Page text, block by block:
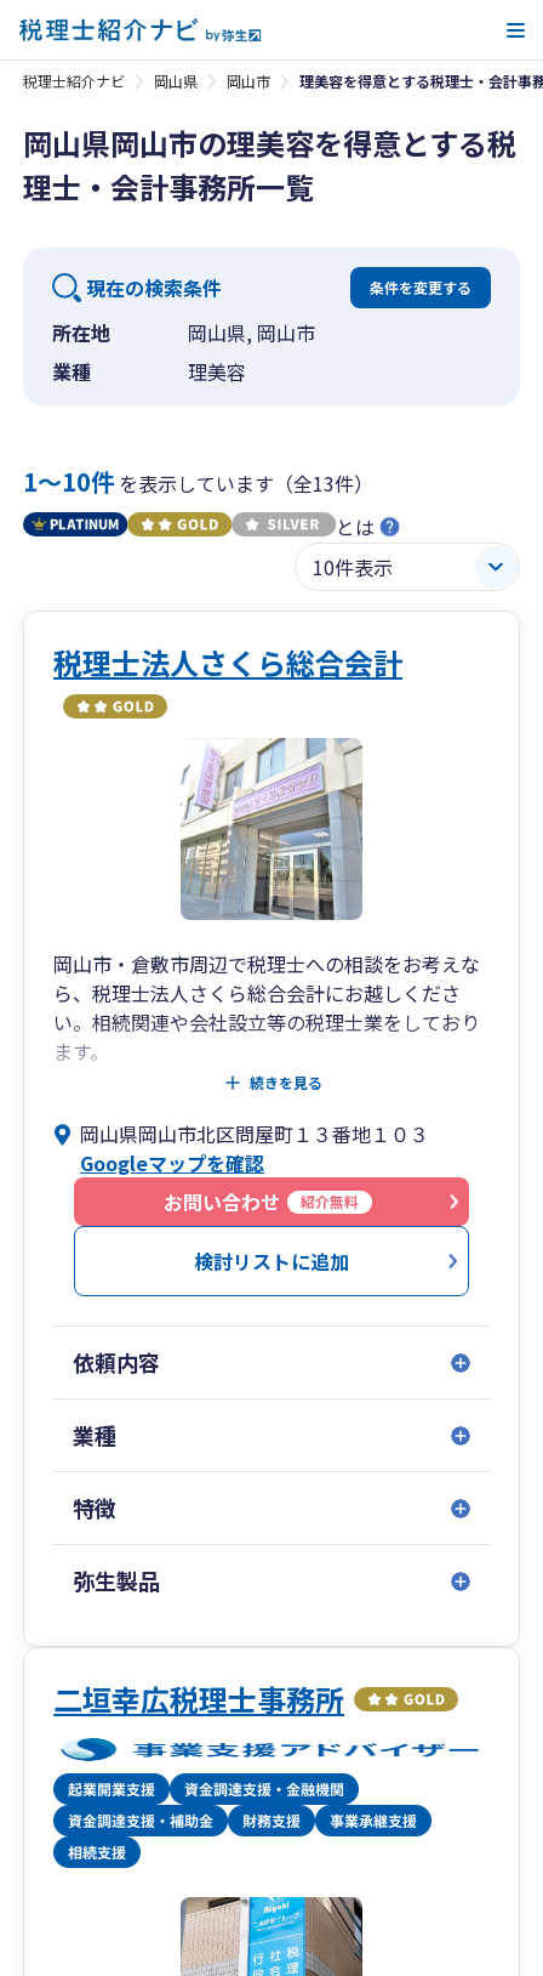
税理士紹介ナビ 岡山県 岡山市 理美容を得意とする税理士・会計事
岡山県岡山市の理美容を得意とする税
理士・会計事務所一覧
現在の検索条件 条件を変更する
所在地
岡山県, 岡山市
業種
理美容
1〜10件を表示しています（全13件）
とは
税理士法人さくら総合会計
岡山市・倉敷市周辺で税理士への相談をお考えな
ら、税理士法人さくら総合会計にお越しくださ
い。相続関連や会社設立等の税理士業をしており
ます。
遺言書の作成や遺産分割などの相続関連のご相談
には会社設立サポートや法人税申告、税理士顧問
契約なども承っております。各種税申告の無料相
談も面談で随時行っておりますのでお気軽にご相
談くださいませ。
続きを見る
岡山県岡山市北区問屋町１３番地１０３
Googleマップを確認
お問い合わせ
紹介無料
検討リストに追加
依頼内容
業種
特徴
弥生製品
二垣幸広税理士事務所